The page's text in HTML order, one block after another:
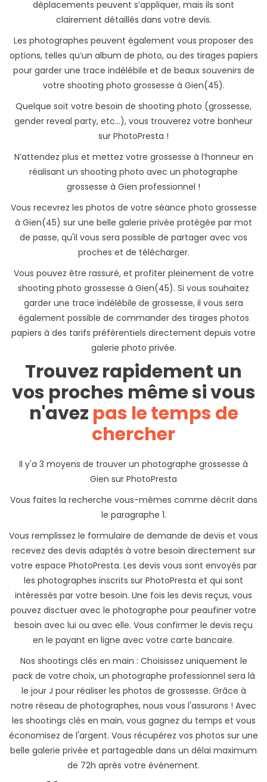
déplacements peuvent s’appliquer, mais ils sont
clairement détaillés dans votre devis.
Les photographes peuvent également vous proposer des
options, telles qu’un album de photo, ou des tirages papiers
pour garder une trace indélébile et de beaux souvenirs de
votre shooting photo grossesse à Gien(45).
Quelque soit votre besoin de shooting photo (grossesse,
gender reveal party, etc...), vous trouverez votre bonheur
sur PhotoPresta !
N’attendez plus et mettez votre grossesse à l’honneur en
réalisant un shooting photo avec un photographe
grossesse à Gien professionnel !
Vous recevrez les photos de votre séance photo grossesse
à Gien(45) sur une belle galerie privée protégée par mot
de passe, qu'il vous sera possible de partager avec vos
proches et de télécharger.
Vous pouvez être rassuré, et profiter pleinement de votre
shooting photo grossesse à Gien(45). Si vous souhaitez
garder une trace indélébile de grossesse, il vous sera
également possible de commander des tirages photos
papiers à des tarifs préférentiels directement depuis votre
galerie photo privée.
Trouvez rapidement un
vos proches même si vous
n'avez pas le temps de
chercher
Il y'a 3 moyens de trouver un photographe grossesse à
Gien sur PhotoPresta
Vous faites la recherche vous-mêmes comme décrit dans
le paragraphe 1.
Vous remplissez le formulaire de demande de devis et vous
recevez des devis adaptés à votre besoin directement sur
votre espace PhotoPresta. Les devis vous sont envoyés par
les photographes inscrits sur PhotoPresta et qui sont
intéressés par votre besoin. Une fois les devis reçus, vous
pouvez disctuer avec le photographe pour peaufiner votre
besoin avec lui ou avec elle. Vous confirmer le devis reçu
en le payant en ligne avec votre carte bancaire.
Nos shootings clés en main : Choisissez uniquement le
pack de votre choix, un photographe professionnel sera là
le jour J pour réaliser les photos de grossesse. Grâce à
notre réseau de photographes, nous vous l'assurons ! Avec
les shootings clés en main, vous gagnez du temps et vous
économisez de l'argent. Vous récupérez vos photos sur une
belle galerie privée et partageable dans un délai maximum
de 72h après votre événement.